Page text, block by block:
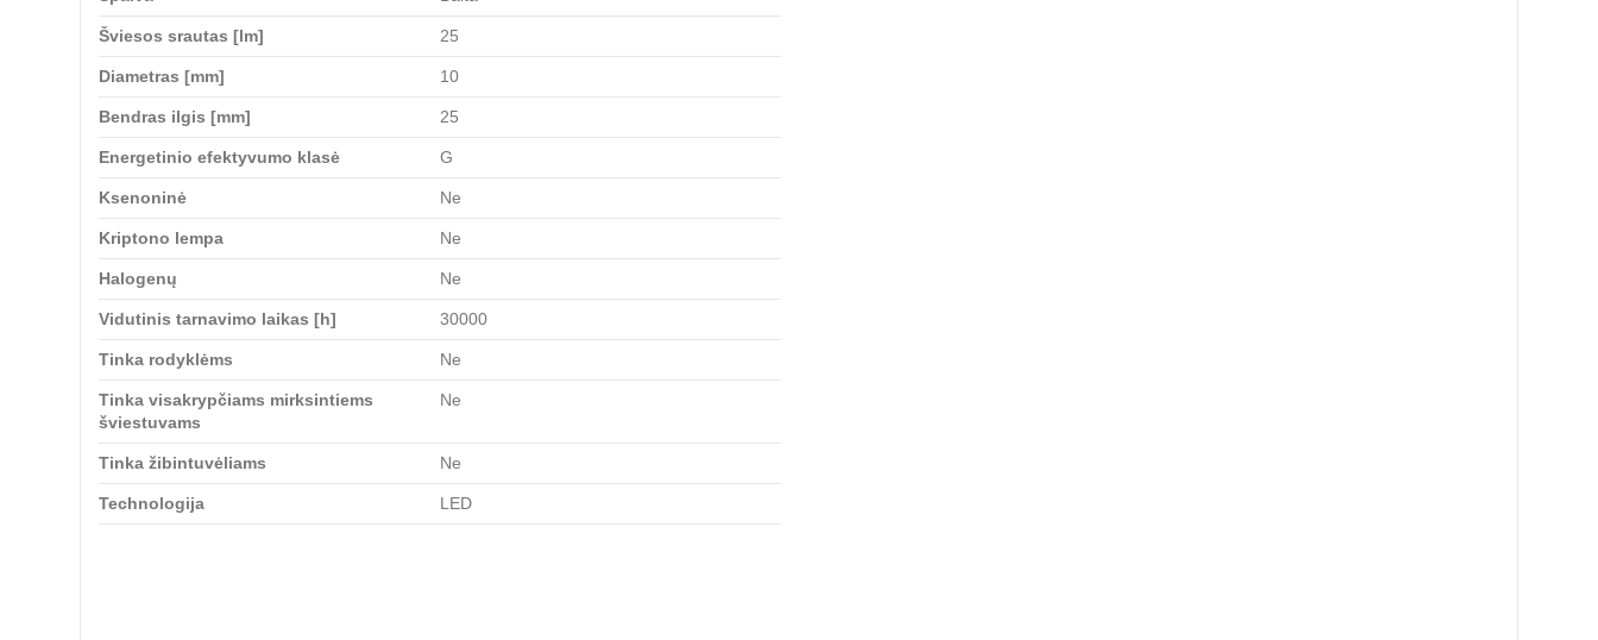
Šviesos srautas [lm] 25
Diametras [mm] 10
Bendras ilgis [mm] 25
Energetinio efektyvumo klasė G
Ksenoninė Ne
Kriptono lempa Ne
Halogenų Ne
Vidutinis tarnavimo laikas [h] 30000
Tinka rodyklėms Ne
Tinka visakrypčiams mirksintiems
šviestuvams
Ne
Tinka žibintuvėliams Ne
Technologija LED